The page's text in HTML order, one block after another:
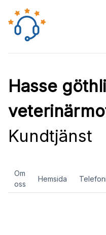
Hasse
Kundtjänst
Om
oss
Hemsida